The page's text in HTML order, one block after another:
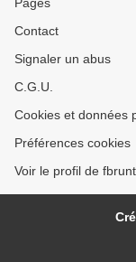
Contact
Signaler un abus
C.G.U.
Cookies et données
Préférences cookies
Voir le profil de